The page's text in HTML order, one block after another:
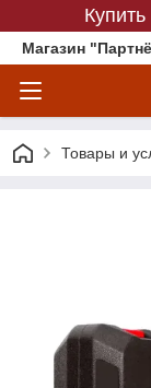
Магазин
Товары и